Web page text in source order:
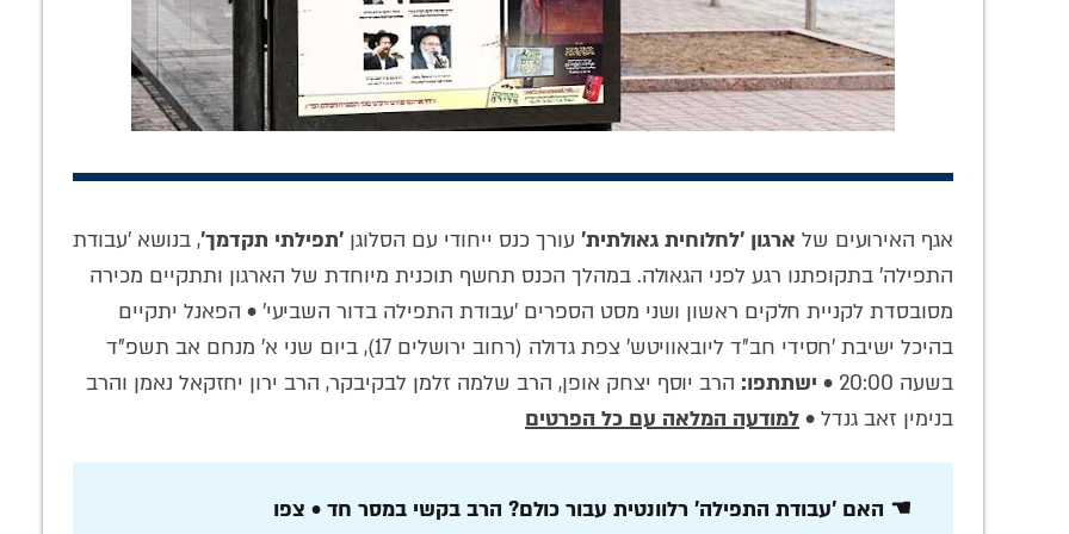
אגף האירועים של ארגון 'לחלוחית גאולתית' עורך כנס ייחודי עם הסלוגן 'תפילתי תקדמך', בנושא 'עבודת
התפילה' בתקופתנו רגע לפני הגאולה. במהלך הכנס תחשף תוכנית מיוחדת של הארגון ותתקיים מכירה
מסובסדת לקניית חלקים ראשון ושני מסט הספרים 'עבודת התפילה בדור השביעי' • הפאנל יתקיים
בהיכל ישיבת 'חסידי חב"ד ליובאוויטש' צפת גדולה (רחוב ירושלים 17), ביום שני א' מנחם אב תשפ"ד
בשעה 20:00 •
ישתתפו: הרב יוסף יצחק אופן, הרב שלמה זלמן לבקיבקר, הרב ירון יחזקאל נאמן והרב
בנימין זאב גנדל • למודעה המלאה עם כל הפרטים
☚ האם 'עבודת התפילה' רלוונטית עבור כולם? הרב בקשי במסר חד • צפו
סערת הספורט
והכדורגל במחנות
העמדה האמיתית
של הרבי?
'להשתתף בנשמתו,
בגופו ובממונו': כתב
נחשף
תיעוד נדיר בבית
הלבן: הרבי הריי"צ
נשיא ארצות הברית
הסוד החסידי של
פרק י"א מקונטרס
לשיעור של המשפיע
הרב דייטש
לקט סיפורים
חב"דיים ופניני
ר' פיניע קארף